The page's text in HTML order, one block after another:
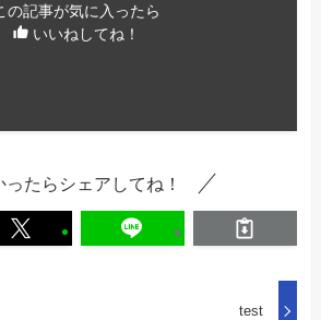
の記事が気に入ったら
いいねしてね！
ったらシェアしてね！
test